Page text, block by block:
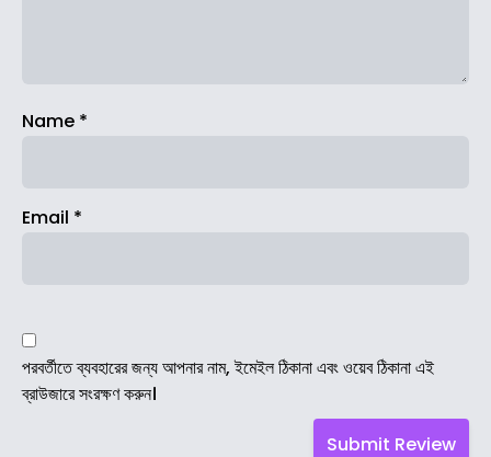
Name *
Email *
পরবর্তীতে ব্যবহারের জন্য আপনার নাম, ইমেইল ঠিকানা এবং ওয়েব ঠিকানা এই
ব্রাউজারে সংরক্ষণ করুন।